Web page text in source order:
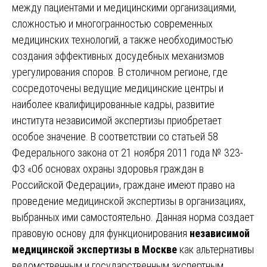
между пациентами и медицинскими организациями,
сложностью и многогранностью современных
медицинских технологий, а также необходимостью
создания эффективных досудебных механизмов
урегулирования споров. В столичном регионе, где
сосредоточены ведущие медицинские центры и
наиболее квалифицированные кадры, развитие
института независимой экспертизы приобретает
особое значение. В соответствии со статьей 58
Федерального закона от 21 ноября 2011 года № 323-
ФЗ «Об основах охраны здоровья граждан в
Российской Федерации», граждане имеют право на
проведение медицинской экспертизы в организациях,
выбранных ими самостоятельно. Данная норма создает
правовую основу для функционирования независимой
медицинской экспертизы в Москве как альтернативы